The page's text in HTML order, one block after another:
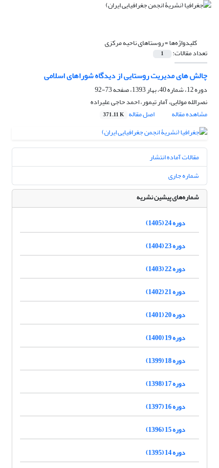
کلیدواژه‌ها =روستاهای ناحیه مرکزی
تعداد مقالات: 1
چالش های مدیریت روستایی از دیدگاه شوراهای اسلامی
دوره 12، شماره 40، بهار 1393، صفحه
73-92
نصرالله مولایی، آمار تیمور، احمد حاجی علیراده
مشاهده مقاله
اصل مقاله 371.11 K
مقالات آماده انتشار
شماره جاری
شماره‌های پیشین نشریه
دوره 24 (1405)
دوره 23 (1404)
دوره 22 (1403)
دوره 21 (1402)
دوره 20 (1401)
دوره 19 (1400)
دوره 18 (1399)
دوره 17 (1398)
دوره 16 (1397)
دوره 15 (1396)
دوره 14 (1395)